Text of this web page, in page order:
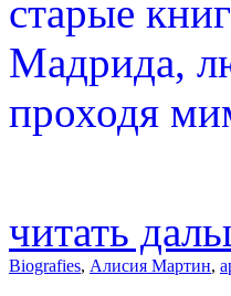
старые
Мадрида,
проходя
читать
Biografies, Алисия Мартин,